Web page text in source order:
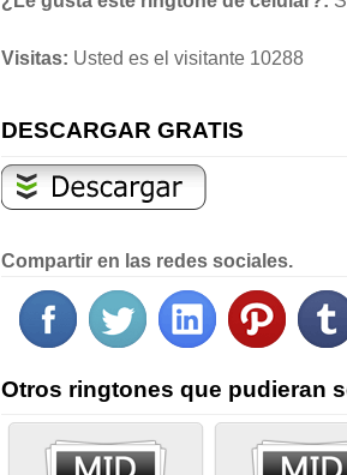
Visitas: Usted es el visitante 10288
DESCARGAR GRATIS
Compartir en las redes sociales.
Otros ringtones que pudieran